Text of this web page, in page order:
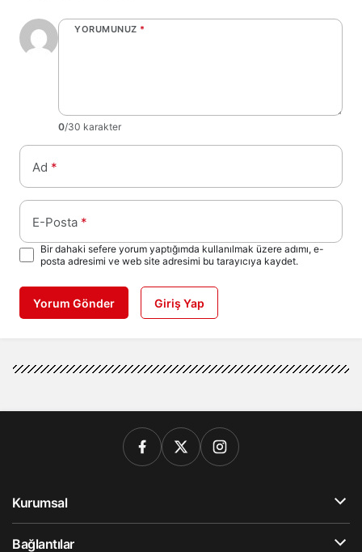
YORUMUNUZ *
0/30 karakter
Ad *
E-Posta *
Bir dahaki sefere yorum yaptığımda kullanılmak üzere adımı, e-
posta adresimi ve web site adresimi bu tarayıcıya kaydet.
Yorum Gönder Giriş Yap
Kurumsal
Bağlantılar